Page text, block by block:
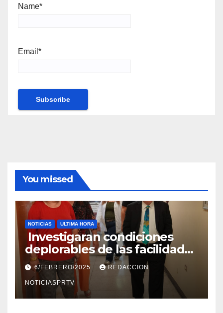
Name*
Email*
You missed
NOTICIAS ULTIMA HORA
Investigaran condiciones
deplorables de las facilidades
el Departamento de la Salud
en Mayagüez
6/FEBRERO/2025 REDACCION
NOTICIASPRTV